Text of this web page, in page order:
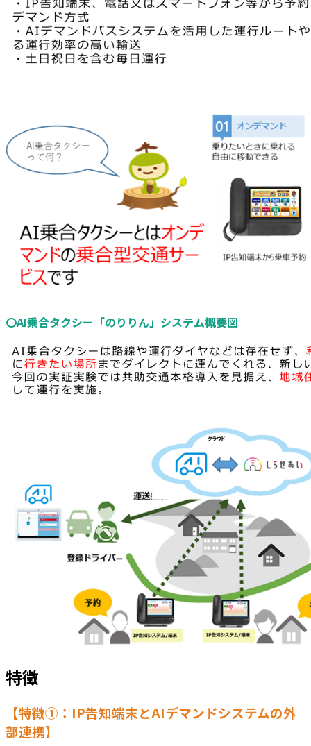
〇AI乗合タクシー「のりりん」システム概要図
特徴
【特徴①：IP告知端末とAIデマンドシステムの外
部連携】